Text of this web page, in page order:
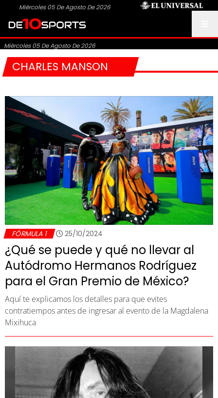
Miércoles 05 De Agosto De 2026
Miércoles 05 De Agosto De 2026
CHARLES MANSON
FÓRMULA 1 25/10/2024
¿Qué se puede y qué no llevar al
Autódromo Hermanos Rodríguez
para el Gran Premio de México?
Aquí te explicamos los detalles para que evites
contratiempos antes de ingresar al evento de la Magdalena
Mixihuca